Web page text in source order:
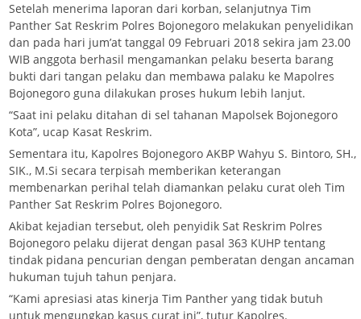
Setelah menerima laporan dari korban, selanjutnya Tim
Panther Sat Reskrim Polres Bojonegoro melakukan penyelidikan
dan pada hari jum’at tanggal 09 Februari 2018 sekira jam 23.00
WIB anggota berhasil mengamankan pelaku beserta barang
bukti dari tangan pelaku dan membawa palaku ke Mapolres
Bojonegoro guna dilakukan proses hukum lebih lanjut.
“Saat ini pelaku ditahan di sel tahanan Mapolsek Bojonegoro
Kota”, ucap Kasat Reskrim.
Sementara itu, Kapolres Bojonegoro AKBP Wahyu S. Bintoro, SH.,
SIK., M.Si secara terpisah memberikan keterangan
membenarkan perihal telah diamankan pelaku curat oleh Tim
Panther Sat Reskrim Polres Bojonegoro.
Akibat kejadian tersebut, oleh penyidik Sat Reskrim Polres
Bojonegoro pelaku dijerat dengan pasal 363 KUHP tentang
tindak pidana pencurian dengan pemberatan dengan ancaman
hukuman tujuh tahun penjara.
“Kami apresiasi atas kinerja Tim Panther yang tidak butuh
untuk mengungkap kasus curat ini”, tutur Kapolres.